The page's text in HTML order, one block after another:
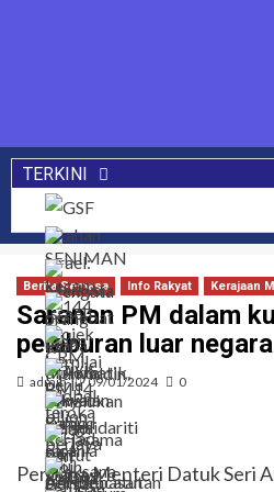
TERKINI
Berita Semasa Info Rakyat Kerajaan
Saranan PM dalam
pelaburan luar
admin 09/01/2024 0
Perdana Menteri Datuk Seri